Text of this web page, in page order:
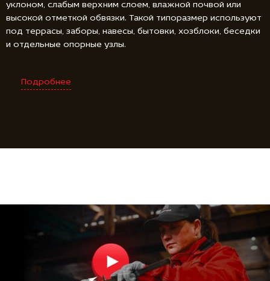
уклоном, слабым верхним слоем, влажной почвой или
высокой отметкой обвязки. Такой типоразмер используют
под террасы, заборы, навесы, бытовки, хозблоки, беседки
и отдельные опорные узлы.
Подробнее